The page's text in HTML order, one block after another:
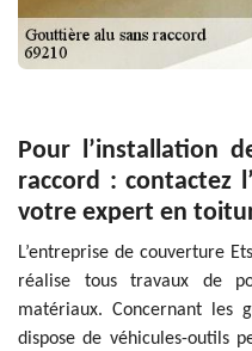
Pour l’installation
raccord : contactez
votre expert en
L’entreprise de couverture
réalise tous travaux de
matériaux. Concernant les
dispose de véhicules-outils